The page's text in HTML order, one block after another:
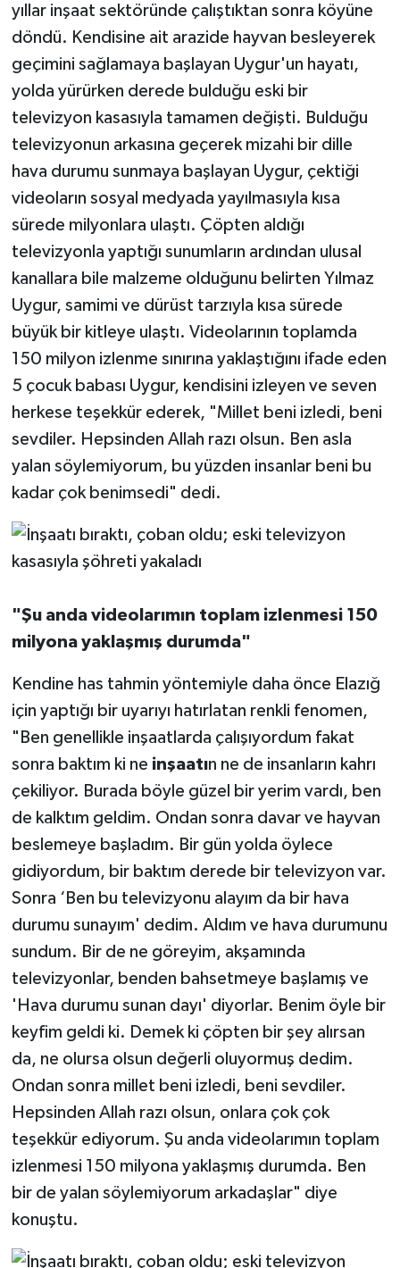
yıllar inşaat sektöründe çalıştıktan sonra köyüne
döndü. Kendisine ait arazide hayvan besleyerek
geçimini sağlamaya başlayan Uygur'un hayatı,
yolda yürürken derede bulduğu eski bir
televizyon kasasıyla tamamen değişti. Bulduğu
televizyonun arkasına geçerek mizahi bir dille
hava durumu sunmaya başlayan Uygur, çektiği
videoların sosyal medyada yayılmasıyla kısa
sürede milyonlara ulaştı. Çöpten aldığı
televizyonla yaptığı sunumların ardından ulusal
kanallara bile malzeme olduğunu belirten Yılmaz
Uygur, samimi ve dürüst tarzıyla kısa sürede
büyük bir kitleye ulaştı. Videolarının toplamda
150 milyon izlenme sınırına yaklaştığını ifade eden
5 çocuk babası Uygur, kendisini izleyen ve seven
herkese teşekkür ederek, "Millet beni izledi, beni
sevdiler. Hepsinden Allah razı olsun. Ben asla
yalan söylemiyorum, bu yüzden insanlar beni bu
kadar çok benimsedi" dedi.
"Şu anda videolarımın toplam izlenmesi 150
milyona yaklaşmış durumda"
Kendine has tahmin yöntemiyle daha önce Elazığ
için yaptığı bir uyarıyı hatırlatan renkli fenomen,
"Ben genellikle inşaatlarda çalışıyordum fakat
sonra baktım ki ne inşaatın ne de insanların kahrı
çekiliyor. Burada böyle güzel bir yerim vardı, ben
de kalktım geldim. Ondan sonra davar ve hayvan
beslemeye başladım. Bir gün yolda öylece
gidiyordum, bir baktım derede bir televizyon var.
Sonra ‘Ben bu televizyonu alayım da bir hava
durumu sunayım' dedim. Aldım ve hava durumunu
sundum. Bir de ne göreyim, akşamında
televizyonlar, benden bahsetmeye başlamış ve
'Hava durumu sunan dayı' diyorlar. Benim öyle bir
keyfim geldi ki. Demek ki çöpten bir şey alırsan
da, ne olursa olsun değerli oluyormuş dedim.
Ondan sonra millet beni izledi, beni sevdiler.
Hepsinden Allah razı olsun, onlara çok çok
teşekkür ediyorum. Şu anda videolarımın toplam
izlenmesi 150 milyona yaklaşmış durumda. Ben
bir de yalan söylemiyorum arkadaşlar" diye
konuştu.
MAGAZİN